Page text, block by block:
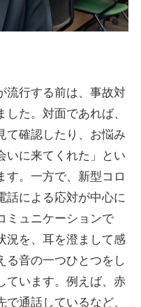
流行する前は、事故対
た。対面であれば、
て確認したり、お悩み
いに来てくれた」とい
す。一方で、新型コロ
話による応対が中心に
ミュニケーションで
況を、耳を澄まして感
る音の一つひとつをし
ています。例えば、赤
通話しているなど、